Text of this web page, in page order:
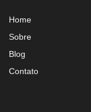
Home
Sobre
Blog
Contato